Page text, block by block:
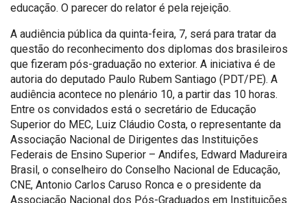
educação. O parecer do relator é pela rejeição.
A audiência pública da quinta-feira, 7, será para tratar da
questão do reconhecimento dos diplomas dos brasileiros
que fizeram pós-graduação no exterior. A iniciativa é de
autoria do deputado Paulo Rubem Santiago (PDT/PE). A
audiência acontece no plenário 10, a partir das 10 horas.
Entre os convidados está o secretário de Educação
Superior do MEC, Luiz Cláudio Costa, o representante da
Associação Nacional de Dirigentes das Instituições
Federais de Ensino Superior – Andifes, Edward Madureira
Brasil, o conselheiro do Conselho Nacional de Educação,
CNE, Antonio Carlos Caruso Ronca e o presidente da
Associação Nacional dos Pós-Graduados em Instituições